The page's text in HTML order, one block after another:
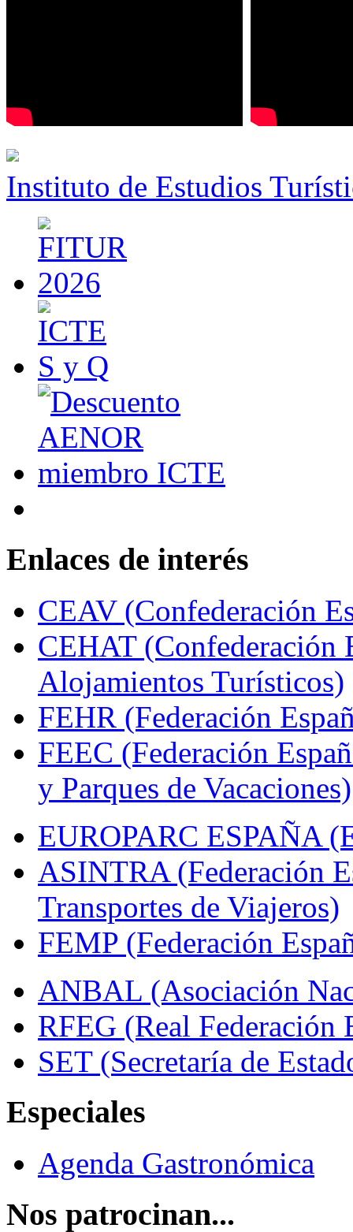
Instituto de Estudios
Enlaces de interés
CEAV (Confederación
CEHAT (Confederación
Alojamientos Turísticos)
FEHR (Federación
FEEC (Federación
y Parques de Vacaciones)
EUROPARC ESPAÑA
ASINTRA (Federación
Transportes de Viajeros)
FEMP (Federación
ANBAL (Asociación
RFEG (Real Federación
SET (Secretaría de
Especiales
Agenda Gastronómica
Nos patrocinan...